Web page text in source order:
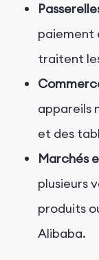
paiement
traitent
appareils
et des
Marchés
plusieurs
produits
Alibaba.